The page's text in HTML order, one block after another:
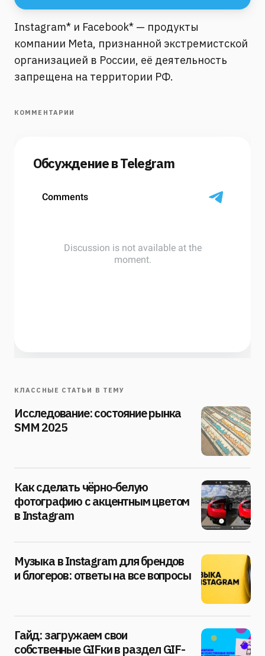
Instagram* и Facebook* — продукты
компании Meta, признанной экстремистской
организацией в России, её деятельность
запрещена на территории РФ.
КОММЕНТАРИИ
Обсуждение в Telegram
КЛАССНЫЕ СТАТЬИ В ТЕМУ
Исследование: состояние рынка
SMM 2025
Как сделать чёрно-белую
фотографию с акцентным цветом
в Instagram
Музыка в Instagram для брендов
и блогеров: ответы на все вопросы
Гайд: загружаем свои
собственные GIFки в раздел GIF-